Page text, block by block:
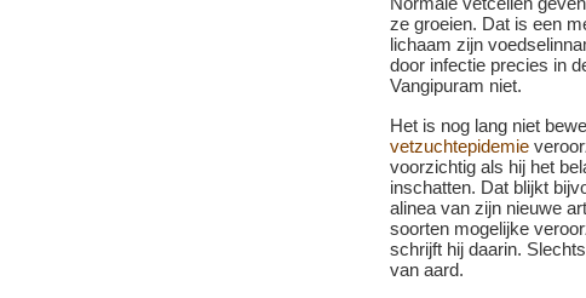
ze groeien. Dat is een
lichaam zijn
door infectie precies in
Vangipuram niet.
Het is nog lang niet
vetzuchtepidemie
voorzichtig als hij het
inschatten. Dat blijkt
alinea van zijn nieuwe
soorten mogelijke
schrijft hij daarin.
van aard.